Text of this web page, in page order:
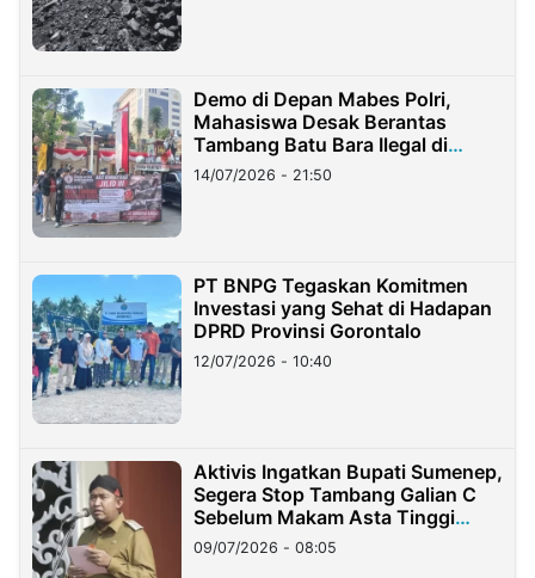
Demo di Depan Mabes Polri,
Mahasiswa Desak Berantas
Tambang Batu Bara Ilegal di
Lampung
14/07/2026 - 21:50
PT BNPG Tegaskan Komitmen
Investasi yang Sehat di Hadapan
DPRD Provinsi Gorontalo
12/07/2026 - 10:40
Aktivis Ingatkan Bupati Sumenep,
Segera Stop Tambang Galian C
Sebelum Makam Asta Tinggi
Longsor
09/07/2026 - 08:05